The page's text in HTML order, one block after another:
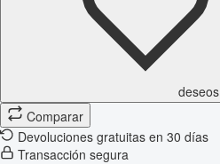
deseos
Comparar
Devoluciones gratuitas en 30 días
Transacción segura